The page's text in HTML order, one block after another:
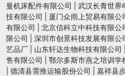
曼机床配件有限公司
武汉长青世界
技有限公司
厦门众雨上贸易有限公
有限公司
北京信科立中科技有限公
限公司
深圳市创景科技发展有限公
艺品厂
山东轩达生物科技有限公司
售有限公司
鄂尔多斯市燕之培训学
德清县需推运输股份公司 嘉祥县